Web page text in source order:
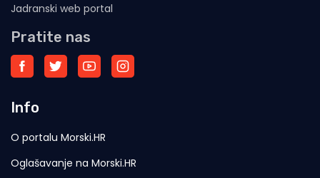
Jadranski web portal
Pratite nas
Info
O portalu Morski.HR
Oglašavanje na Morski.HR